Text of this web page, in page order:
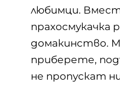
любимци.
прахосмукачка
домакинство.
приберете,
не пропускат